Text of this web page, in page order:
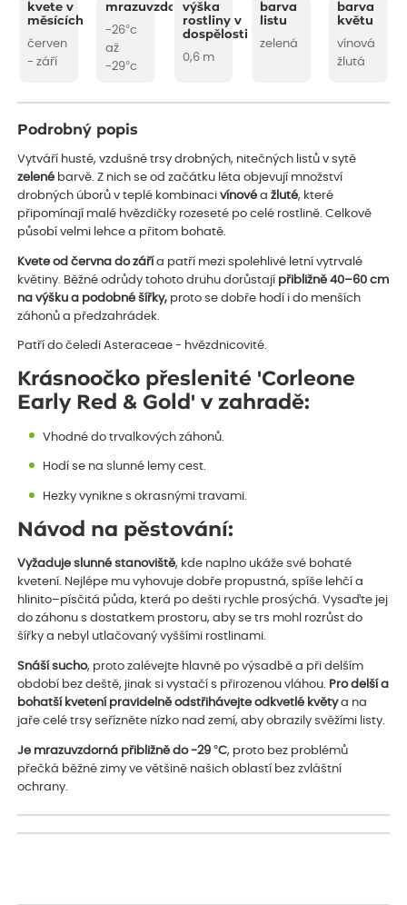
kvete v
měsících
červen
- září
mrazuvzdornost
-26°c
až
-29°c
výška
rostliny v
dospělosti
0,6 m
barva
listu
zelená
barva
květu
vínová
žlutá
Podrobný popis
Vytváří husté, vzdušné trsy drobných, nitečných listů v sytě
zelené barvě. Z nich se od začátku léta objevují množství
drobných úborů v teplé kombinacivínové ažluté, které
připomínají malé hvězdičky rozeseté po celé rostlině. Celkově
působí velmi lehce a přitom bohatě.
Kvete od června do září a patří mezi spolehlivé letní vytrvalé
květiny. Běžné odrůdy tohoto druhu dorůstají přibližně 40–60 cm
na výšku a podobné šířky, proto se dobře hodí i do menších
záhonů a předzahrádek.
Patří do čeledi Asteraceae - hvězdnicovité.
Krásnoočko přeslenité 'Corleone
Early Red & Gold' v zahradě:
Vhodné do trvalkových záhonů.
Hodí se na slunné lemy cest.
Hezky vynikne s okrasnými travami.
Návod na pěstování:
Vyžaduje slunné stanoviště, kde naplno ukáže své bohaté
kvetení. Nejlépe mu vyhovuje dobře propustná, spíše lehčí a
hlinito–písčitá půda, která po dešti rychle prosýchá. Vysaďte jej
do záhonu s dostatkem prostoru, aby se trs mohl rozrůst do
šířky a nebyl utlačovaný vyššími rostlinami.
Snáší sucho, proto zalévejte hlavně po výsadbě a při delším
období bez deště, jinak si vystačí s přirozenou vláhou. Pro delší a
bohatší kvetení pravidelně odstřihávejte odkvetlé květya na
jaře celé trsy seřízněte nízko nad zemí, aby obrazily svěžími listy.
Je mrazuvzdorná přibližně do -29 °C, proto bez problémů
přečká běžné zimy ve většině našich oblastí bez zvláštní
ochrany.